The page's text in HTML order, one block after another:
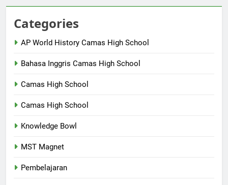
Categories
AP World History Camas High School
Bahasa Inggris Camas High School
Camas High School
Camas High School
Knowledge Bowl
MST Magnet
Pembelajaran